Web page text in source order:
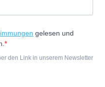
gelesen und
den Link in unserem Newsletter